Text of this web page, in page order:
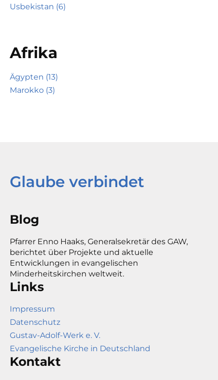
Usbekistan (6)
Afrika
Ägypten (13)
Marokko (3)
Glaube verbindet
Blog
Pfarrer Enno Haaks, Generalsekretär des GAW,
berichtet über Projekte und aktuelle
Entwicklungen in evangelischen
Minderheitskirchen weltweit.
Links
Impressum
Datenschutz
Gustav-Adolf-Werk e. V.
Evangelische Kirche in Deutschland
Kontakt